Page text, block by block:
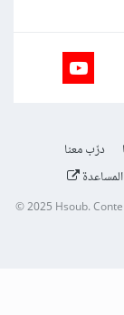
درّب معنا
© 2025Hsoub.